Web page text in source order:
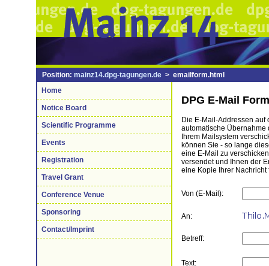
Position: mainz14.dpg-tagungen.de > emailform.html
Home
Notice Board
Scientific Programme
Events
Registration
Travel Grant
Conference Venue
Sponsoring
Contact/Imprint
DPG E-Mail
Die E-Mail-Addressen auf
automatische Übernahme
Ihrem Mailsystem
können Sie - so lange
eine E-Mail zu
versendet und Ihnen der
eine Kopie Ihrer
Von (E-Mail):
An:
Betreff:
Text: